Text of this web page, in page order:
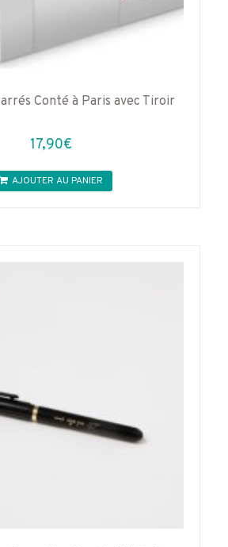
Conté à Paris avec Tiroir
17,90€
AJOUTER AU PANIER